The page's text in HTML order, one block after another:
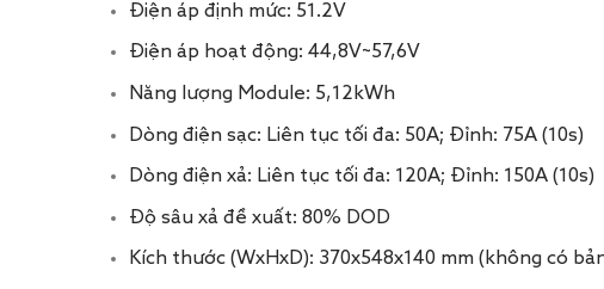
Điện áp định mức: 51.2V
Điện áp hoạt động: 44,8V~57,6V
Năng lượng Module: 5,12kWh
Dòng điện sạc: Liên tục tối đa: 50A; Đỉnh: 75A (10s)
Dòng điện xả: Liên tục tối đa: 120A; Đỉnh: 150A (10s)
Độ sâu xả đề xuất: 80% DOD
Kích thước (WxHxD): 370x548x140 mm (không có